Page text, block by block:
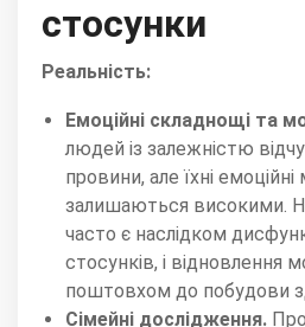
стосунки
Реальність:
Емоційні складнощі та
людей із залежністю
провини, але їхні
залишаються високими.
часто є наслідком
стосунків, і відновлення
поштовхом до побудови
Сімейні дослідження.